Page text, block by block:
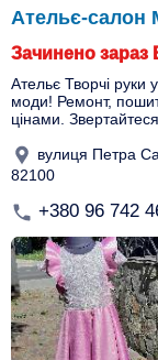
Ательє-салон
Зачинено зараз
Ательє Творчі руки
моди! Ремонт,
цінами.
вулиця Петра
82100
+380 96 742